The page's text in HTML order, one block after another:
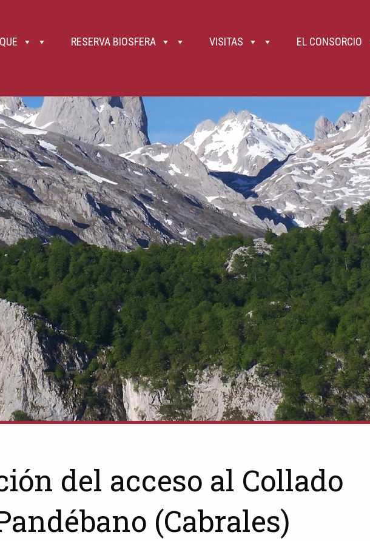
frontales permiten su transporte, pero valora posibles daños si te caes. 13. Picos de Europa es un macizo calizo y que presenta muy
como la roca caliza es durísima, es frágil ante el ataque del ácido débil que forman el agua de lluvia y el CO2 de la atmósfera. Se forman
doméstica, e incluso de otros senderistas que circulan por un nivel superior. El riesgo de caída de piedras, siempre existente, se
a los mismos. 14. Recuerda que en el Parque Nacional ,como en todos ellos (Ley 7/2023, de bienestar animal), está prohibido
extensibles y la correa fija no puede medir más de 1,20 metros. 15. El uso de bicicletas de todo tipo, hoy por hoy, está restringido a las
a motor. Por tanto, no pueden circular ni campo a través, ni por senderos, ni, por supuesto, por la Ruta del Cares . ¡Se precavido, cuida
RESERVA BIOSFERA VISITAS EL CONSORCIO
del acceso al Collado
(Cabrales)